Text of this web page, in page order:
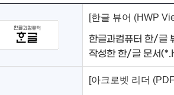
[한글 뷰어 (HWP
한글과컴퓨터 한/글
작성한 한/글 문서
[아크로벳 리더